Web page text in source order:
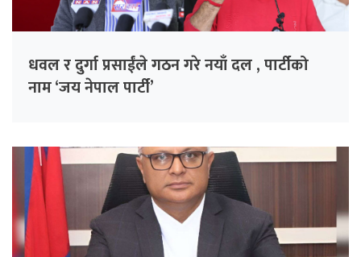
धवल र दुर्गा प्रसाईंले गठन गरे नयाँ दल , पार्टीको
नाम ‘जय नेपाल पार्टी’